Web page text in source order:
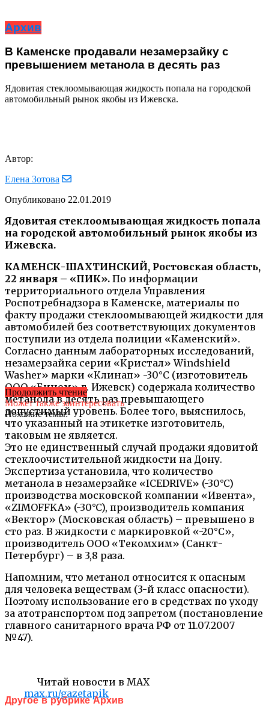
Архив
В Каменске продавали незамерзайку с
превышением метанола в десять раз
Ядовитая стеклоомывающая жидкость попала на городской
автомобильный рынок якобы из Ижевска.
Автор:
Елена Зотова
Опубликовано 22.01.2019
Ядовитая стеклоомывающая жидкость попала
на городской автомобильный рынок якобы из
Ижевска.
КАМЕНСК-ШАХТИНСКИЙ, Ростовская область,
22 января – «ПИК». По информации
территориального отдела Управления
Роспотребнадзора в Каменске, материалы по
факту продажи стеклоомывающей жидкости для
автомобилей без соответствующих документов
поступили из отдела полиции «Каменский».
Согласно данным лабораторных исследований,
незамерзайка серии «Кристал» Windshield
Washer» марки «Клинап» -30°C (изготовитель
ООО «Бином» г. Ижевск) содержала количество
метанола в десять раз превышающего
допустимый уровень. Более того, выяснилось,
что указанный на этикетке изготовитель,
таковым не является.
Это не единственный случай продажи ядовитой
стеклоочистительной жидкости на Дону.
Экспертиза установила, что количество
метанола в незамерзайке «ICEDRIVE» (-30°C)
производства московской компании «Ивента»,
«ZIMOFFKA» (-30°C), производитель компания
«Вектор» (Московская область) – превышено в
сто раз. В жидкости с маркировкой «-20°C»,
производитель ООО «Текомхим» (Санкт-
Петербург) – в 3,8 раза.
Напомним, что метанол относится к опасным
для человека веществам (3-й класс опасности).
Поэтому использование его в средствах по уходу
за атотранспортом под запретом (постановление
главного санитарного врача РФ от 11.07.2007
№47).
Читай новости в MAX
max.ru/gazetapik
Продолжить чтение
Может также заинтересовать
Похожие темы:
Другое в рубрике Архив